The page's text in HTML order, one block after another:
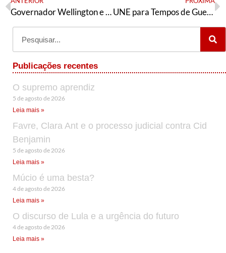
Governador Wellington e o que falta para o impeachment de Bolsonaro UNE para Tempos de Guerra – Tese da Juventude da Articulação de Esquerda
Publicações recentes
O supremo aprendiz
5 de agosto de 2026
Leia mais »
Favre, Clara Ant e o processo judicial contra Cid
Benjamin
5 de agosto de 2026
Leia mais »
Múcio é uma besta?
4 de agosto de 2026
Leia mais »
O discurso de Lula e a urgência do futuro
4 de agosto de 2026
Leia mais »